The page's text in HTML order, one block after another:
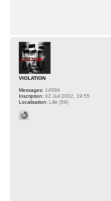
VIOLATION
Messages: 14594
Inscription: 02 Juil 2002, 19:55
Localisation: Lille (59)